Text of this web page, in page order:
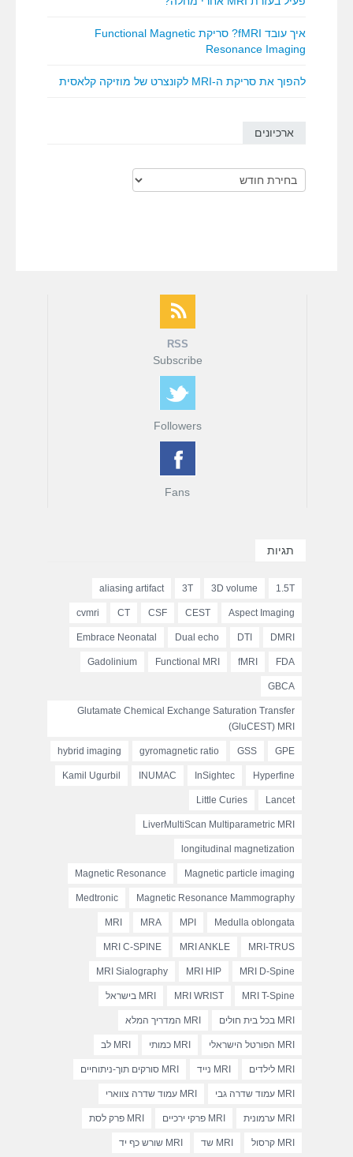
איך עובד fMRI? סריקת Functional Magnetic
Resonance Imaging
להפוך את סריקת ה-MRI לקונצרט של מוזיקה קלאסית
ארכיונים
ארכיונים
RSS
Subscribe
Followers
Fans
תגיות
1.5T
3D volume
3T
aliasing artifact
Aspect Imaging
CEST
CSF
CT
cvmri
DMRI
DTI
Dual echo
Embrace Neonatal
FDA
fMRI
Functional MRI
Gadolinium
GBCA
Glutamate Chemical Exchange Saturation Transfer
(GluCEST) MRI
GPE
GSS
gyromagnetic ratio
hybrid imaging
Hyperfine
InSightec
INUMAC
Kamil Ugurbil
Lancet
Little Curies
LiverMultiScan Multiparametric MRI
longitudinal magnetization
Magnetic particle imaging
Magnetic Resonance
Magnetic Resonance Mammography
Medtronic
Medulla oblongata
MPI
MRA
MRI
MRI-TRUS
MRI ANKLE
MRI C-SPINE
MRI D-Spine
MRI HIP
MRI Sialography
MRI T-Spine
MRI WRIST MRI בישראל
MRI בכל בית חולים MRI המדריך המלא
MRI הפורטל הישראלי MRI כמותי MRI לב
MRI לילדים MRI נייד MRI סורקים תוך-ניתוחיים
MRI עמוד שדרה גבי MRI עמוד שדרה צווארי
MRI ערמונית MRI פרקי ירכיים MRI פרק לסת
MRI קרסול MRI שד MRI שורש כף יד